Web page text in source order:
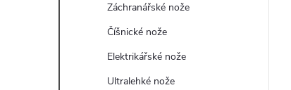
Záchranářské nože
Číšnické nože
Elektrikářské nože
Ultralehké nože